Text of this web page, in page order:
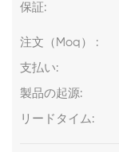
保証:
注文（Moq） :
支払い:
製品の起源:
リードタイム: